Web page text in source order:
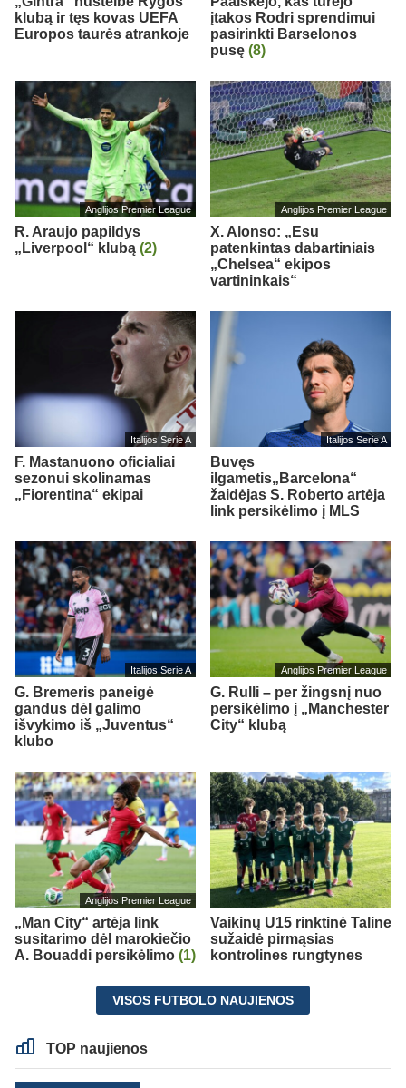
klubą ir tęs kovas UEFA
Europos taurės atrankoje
įtakos Rodri sprendimui
pasirinkti Barselonos
pusę (8)
Anglijos Premier League
R. Araujo papildys
„Liverpool“ klubą (2)
Anglijos Premier League
X. Alonso: „Esu
patenkintas dabartiniais
„Chelsea“ ekipos
vartininkais“
Italijos Serie A
F. Mastanuono oficialiai
sezonui skolinamas
„Fiorentina“ ekipai
Italijos Serie A
Buvęs
ilgametis„Barcelona“
žaidėjas S. Roberto artėja
link persikėlimo į MLS
Italijos Serie A
G. Bremeris paneigė
gandus dėl galimo
išvykimo iš „Juventus“
klubo
Anglijos Premier League
G. Rulli – per žingsnį nuo
persikėlimo į „Manchester
City“ klubą
Anglijos Premier League
„Man City“ artėja link
susitarimo dėl marokiečio
A. Bouaddi persikėlimo (1)
Vaikinų U15 rinktinė Taline
sužaidė pirmąsias
kontrolines rungtynes
VISOS FUTBOLO NAUJIENOS
TOP naujienos